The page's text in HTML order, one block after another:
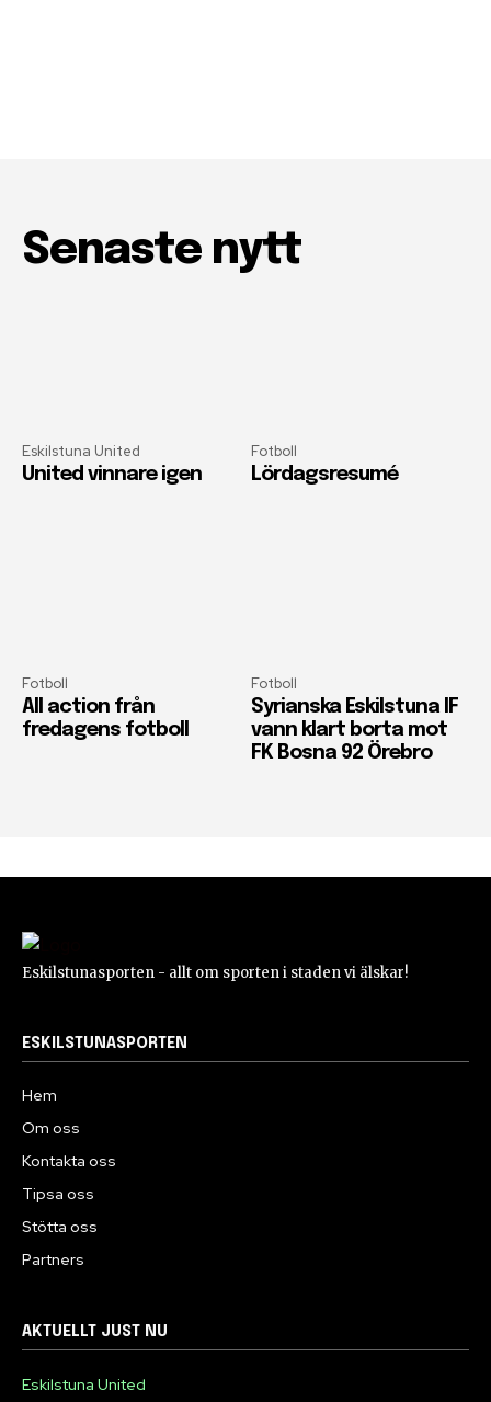
Senaste nytt
Eskilstuna United
United vinnare igen
Fotboll
Lördagsresumé
Fotboll
All action från
fredagens fotboll
Fotboll
Syrianska Eskilstuna IF
vann klart borta mot
FK Bosna 92 Örebro
Eskilstunasporten - allt om sporten i staden vi älskar!
ESKILSTUNASPORTEN
Hem
Om oss
Kontakta oss
Tipsa oss
Stötta oss
Partners
AKTUELLT JUST NU
Eskilstuna United